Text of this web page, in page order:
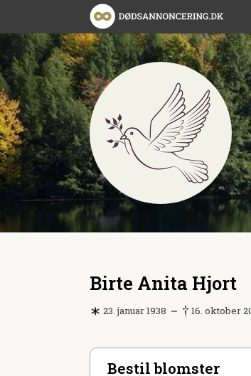
Birte Anita Hjort
23. januar 1938 16. oktober
Bestil blomster